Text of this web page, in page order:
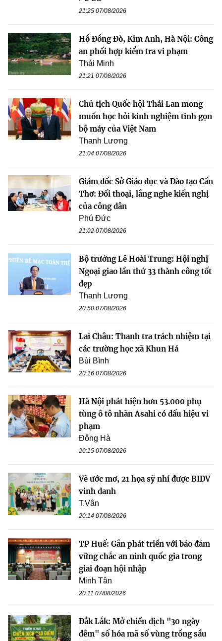
21:25 07/08/2026
Hồ Đồng Đò, Kim Anh, Hà Nội: Công
an phối hợp kiểm tra vi phạm
Thái Minh
21:21 07/08/2026
Chủ tịch Quốc hội Thái Lan mong
muốn học hỏi kinh nghiệm tinh gọn
bộ máy của Việt Nam
Thanh Lương
21:04 07/08/2026
Giám đốc Sở Giáo dục và Đào tạo Cần
Thơ: Đối thoại, lắng nghe kiến nghị
của công dân
Phú Đức
21:02 07/08/2026
Bộ trưởng Lê Hoài Trung: Hội nghị
Ngoại giao lần thứ 33 thành công tốt
đẹp
Thanh Lương
20:50 07/08/2026
Lai Châu: Thanh tra trách nhiệm tại
các trường học xã Khun Há
Bùi Bình
20:16 07/08/2026
Hà Nội phát hiện hơn 53.000 phụ
tùng ô tô nhãn Asahi có dấu hiệu vi
phạm
Đông Hà
20:15 07/08/2026
Vẽ ước mơ, 21 họa sỹ nhí được BIDV
vinh danh
T.Vân
20:14 07/08/2026
TP Huế: Gắn phát triển với bảo đảm
vững chắc an ninh quốc gia trong
giai đoạn hội nhập
Minh Tân
20:11 07/08/2026
Đắk Lắk: Mở chiến dịch "30 ngày
đêm" số hóa mã số vùng trồng sầu